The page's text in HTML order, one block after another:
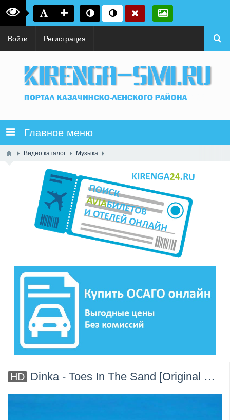
Войти Регистрация
Главное меню
Видео каталог Музыка
HD Dinka - Toes In The Sand [Original Mix]